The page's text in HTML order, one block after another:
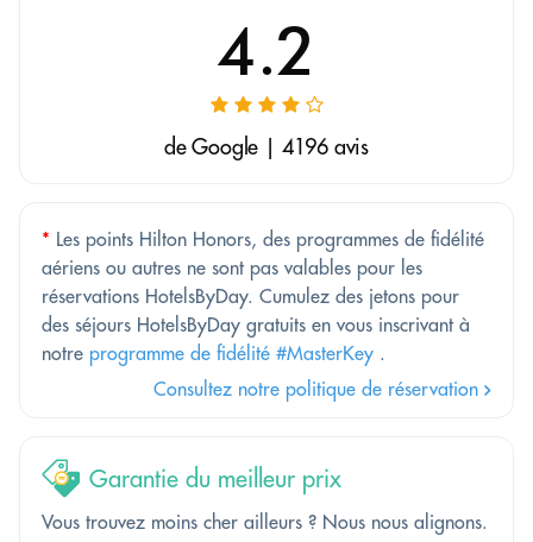
4.2
de Google | 4196 avis
* Les points Hilton Honors, des programmes de fidélité
aériens ou autres ne sont pas valables pour les
réservations HotelsByDay. Cumulez des jetons pour
des séjours HotelsByDay gratuits en vous inscrivant à
notre programme de fidélité #MasterKey .
Consultez notre politique de réservation
Garantie du meilleur prix
Vous trouvez moins cher ailleurs ? Nous nous alignons.